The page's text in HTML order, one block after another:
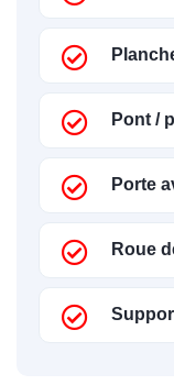
Pont /
Porte
Roue